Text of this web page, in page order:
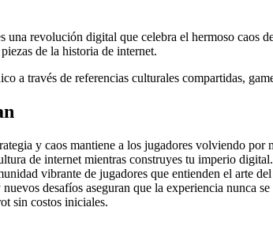
una revolución digital que celebra el hermoso
de la historia de internet.
a través de referencias culturales compartidas,
y caos mantiene a los jugadores volviendo por
de internet mientras construyes tu imperio digital.
vibrante de jugadores que entienden el arte
desafíos aseguran que la experiencia nunca
sin costos iniciales.